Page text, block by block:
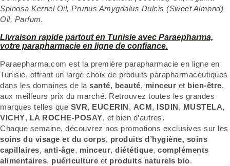
Spinosa Kernel Oil, Prunus Amygdalus Dulcis (Sweet Almond)
Oil, Parfum.
Livraison rapide partout en Tunisie avec Paraepharma,
votre parapharmacie en ligne de confiance.
Paraepharma.com est la première parapharmacie en ligne en
Tunisie, offrant un large choix de produits parapharmaceutiques
dans les domaines de la santé, beauté, minceur et bien-être,
aux meilleurs prix du marché. Retrouvez toutes les grandes
marques telles que SVR, EUCERIN, ACM, ISDIN, MUSTELA,
VICHY, LA ROCHE-POSAY, et bien d’autres.
Chaque semaine, découvrez nos promotions exclusives sur les
soins du visage et du corps, produits d’hygiène, soins
capillaires, anti-âge, minceur, diététique, compléments
alimentaires, puériculture et produits naturels bio.